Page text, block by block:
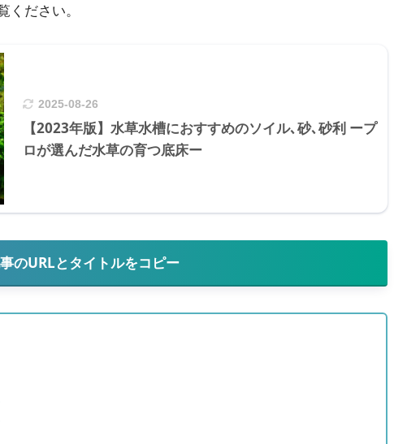
ださい。
2025-08-26
【2023年版】水草水槽におすすめのソイル､砂､砂利 ープ
ロが選んだ水草の育つ底床ー
のURLとタイトルをコピー